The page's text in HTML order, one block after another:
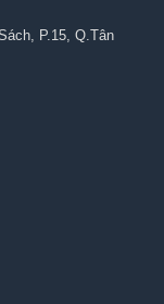
P.15, Q.Tân